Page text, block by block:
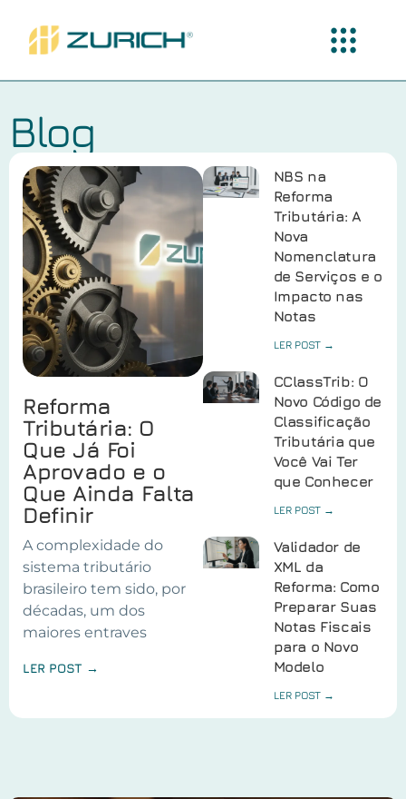
Blog
Reforma
Tributária: O
Que Já Foi
Aprovado e o
Que Ainda Falta
Definir
A complexidade do
sistema tributário
brasileiro tem sido, por
décadas, um dos
maiores entraves
LER POST →
NBS na
Reforma
Tributária: A
Nova
Nomenclatura
de Serviços e o
Impacto nas
Notas
LER POST →
CClassTrib: O
Novo Código de
Classificação
Tributária que
Você Vai Ter
que Conhecer
LER POST →
Validador de
XML da
Reforma: Como
Preparar Suas
Notas Fiscais
para o Novo
Modelo
LER POST →